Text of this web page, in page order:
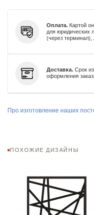
Оплата. Картой
для юридических
(через терминал),
Доставка. Срок
оформления
Про изготовление наших
ПОХОЖИЕ ДИЗАЙНЫ